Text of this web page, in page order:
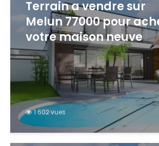
Terrain a vendre sur
Melun 77000 pour
votre maison neuve
1 602 vues